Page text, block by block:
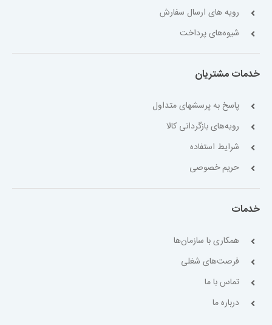
رویه های ارسال سفارش
شیوه‌های پرداخت
خدمات مشتریان
پاسخ به پرسشهای متداول
رویه‌های بازگردانی کالا
شرایط استفاده
حریم خصوصی
خدمات
همکاری با سازمان‌ها
فرصت‌های شغلی
تماس با ما
درباره ما